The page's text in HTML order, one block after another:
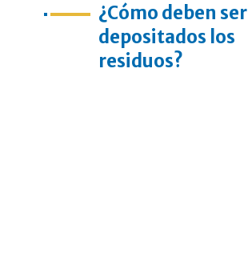
¿Cómo deben ser
depositados los
residuos?